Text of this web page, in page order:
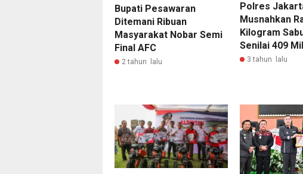
Bupati Pesawaran
Ditemani Ribuan
Masyarakat Nobar Semi
Final AFC
2 tahun lalu
Polres
Musnahkan
Kilogram
Senilai 409
3 tahun lalu